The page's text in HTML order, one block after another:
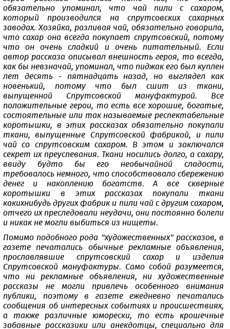
обязательно упоминал, что чай пили с сахаром,
который производился на спрутсовских сахарных
заводах. Хозяйка, разливая чай, обязательно говорила,
что сахар она всегда покупает спрутсовский, потому
что он очень сладкий и очень питательный. Если
автор рассказа описывал внешность героя, то всегда,
как бы невзначай, упоминал, что пиджак его был куплен
лет десять - пятнадцать назад, но выглядел как
новенький, потому что был сшит из ткани,
выпущенной Спрутсовской мануфактурой. Все
положительные герои, то есть все хорошие, богатые,
состоятельные или так называемые респектабельные
коротышки, в этих рассказах обязательно покупали
ткани, выпущенные Спрутсовской фабрикой, и пили
чай со спрутсовским сахаром. В этом и заключался
секрет их преуспевания. Ткани носились долго, а сахару,
ввиду будто бы его необычайной сладости,
требовалось немного, что способствовало сбережению
денег и накоплению богатств. А все скверные
коротышки в этих рассказах покупали ткани
какихнибудь других фабрик и пили чай с другим сахаром,
отчего их преследовали неудачи, они постоянно болели
и никак не могли выбиться из нищеты.
Помимо подобного рода "художественных" рассказов, в
газете печатались обычные рекламные объявления,
прославлявшие спрутсовский сахар и изделия
Спрутсовской мануфактуры. Само собой разумеется,
что ни рекламные объявления, ни художественные
рассказы не могли привлечь особенного внимания
публики, поэтому в газете ежедневно печатались
сообщения об интересных событиях и происшествиях,
а также различные юморески, то есть крошечные
забавные рассказики или анекдотцы, специально для